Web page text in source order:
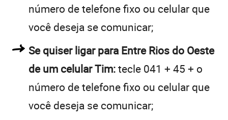
número de telefone fixo ou celular que
você deseja se comunicar;
Se quiser ligar para Entre Rios do Oeste
de um celular Tim:tecle 041 + 45 + o
número de telefone fixo ou celular que
você deseja se comunicar;